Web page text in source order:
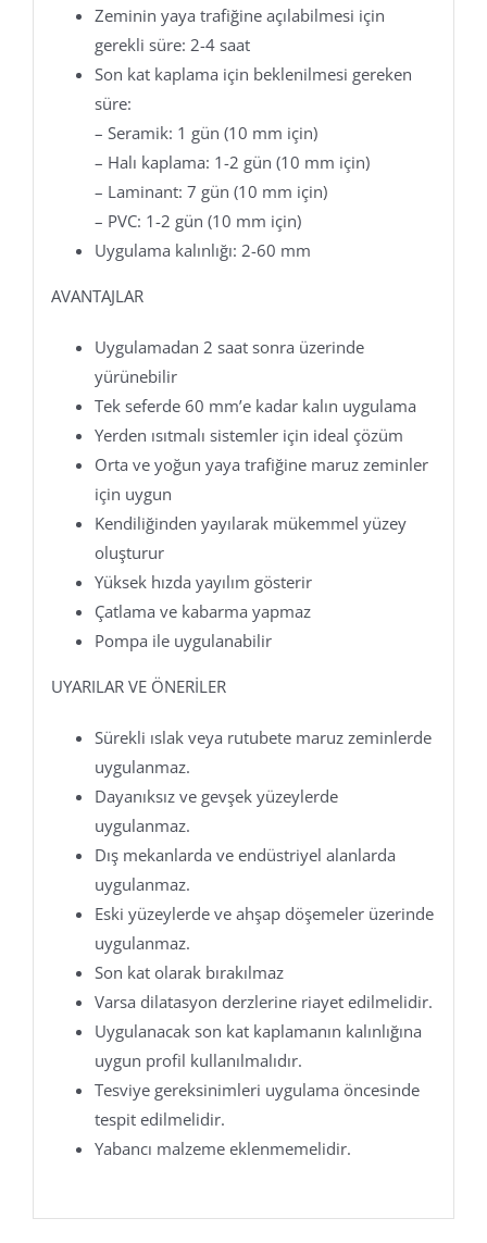
Zeminin yaya trafiğine açılabilmesi için
gerekli süre: 2-4 saat
Son kat kaplama için beklenilmesi gereken
süre:
– Seramik: 1 gün (10 mm için)
– Halı kaplama: 1-2 gün (10 mm için)
– Laminant: 7 gün (10 mm için)
– PVC: 1-2 gün (10 mm için)
Uygulama kalınlığı: 2-60 mm
AVANTAJLAR
Uygulamadan 2 saat sonra üzerinde
yürünebilir
Tek seferde 60 mm’e kadar kalın uygulama
Yerden ısıtmalı sistemler için ideal çözüm
Orta ve yoğun yaya trafiğine maruz zeminler
için uygun
Kendiliğinden yayılarak mükemmel yüzey
oluşturur
Yüksek hızda yayılım gösterir
Çatlama ve kabarma yapmaz
Pompa ile uygulanabilir
UYARILAR VE ÖNERİLER
Sürekli ıslak veya rutubete maruz zeminlerde
uygulanmaz.
Dayanıksız ve gevşek yüzeylerde
uygulanmaz.
Dış mekanlarda ve endüstriyel alanlarda
uygulanmaz.
Eski yüzeylerde ve ahşap döşemeler üzerinde
uygulanmaz.
Son kat olarak bırakılmaz
Varsa dilatasyon derzlerine riayet edilmelidir.
Uygulanacak son kat kaplamanın kalınlığına
uygun profil kullanılmalıdır.
Tesviye gereksinimleri uygulama öncesinde
tespit edilmelidir.
Yabancı malzeme eklenmemelidir.